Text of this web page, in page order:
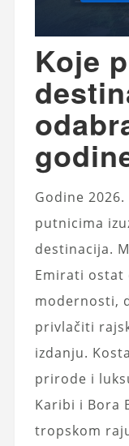
Koje
Godine
putnicima
destinacija.
Emirati ostat
modernosti,
privlačiti
izdanju.
prirode i
Karibi i Bora
tropskom